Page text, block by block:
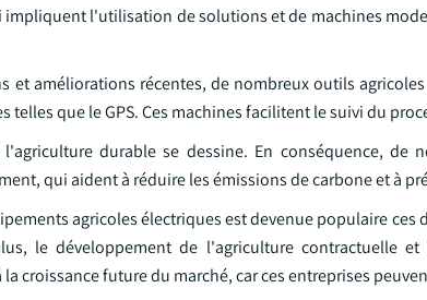
l'utilisation de solutions et de machines
et améliorations récentes, de nombreux outils
telles que le GPS. Ces machines facilitent le suivi du
durable se dessine. En conséquence, de
qui aident à réduire les émissions de carbone et à
agricoles électriques est devenue populaire ces
le développement de l'agriculture contractuelle
croissance future du marché, car ces entreprises